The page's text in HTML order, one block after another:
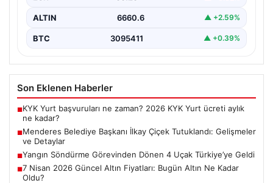
ALTIN 6660.6 ▲ +2.59%
BTC 3095411 ▲ +0.39%
Son Eklenen Haberler
■KYK Yurt başvuruları ne zaman? 2026 KYK Yurt ücreti aylık
ne kadar?
■Menderes Belediye Başkanı İlkay Çiçek Tutuklandı: Gelişmeler
ve Detaylar
■Yangın Söndürme Görevinden Dönen 4 Uçak Türkiye’ye Geldi
■7 Nisan 2026 Güncel Altın Fiyatları: Bugün Altın Ne Kadar
Oldu?